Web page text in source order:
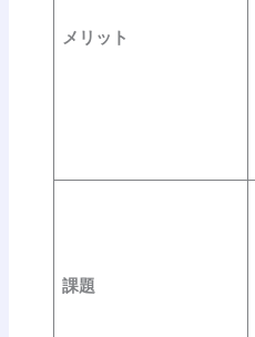
メリット
課題